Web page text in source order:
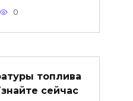
0
топлива
сейчас